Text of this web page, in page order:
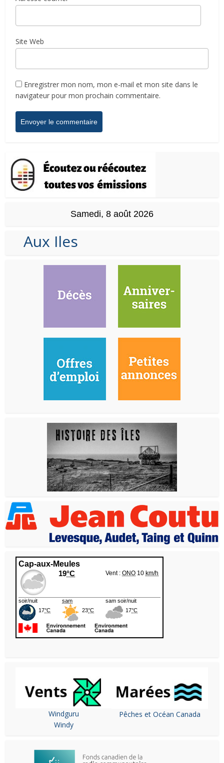
Site Web
Enregistrer mon nom, mon e-mail et mon site dans le
navigateur pour mon prochain commentaire.
Samedi, 8 août 2026
Aux Iles
Windguru
Windy
Pêches et Océan Canada